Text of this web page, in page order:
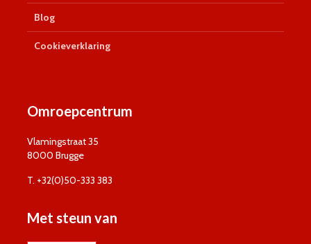
Blog
Cookieverklaring
Omroepcentrum
Vlamingstraat 35
8000 Brugge
T. +32(0)50-333 383
Met steun van